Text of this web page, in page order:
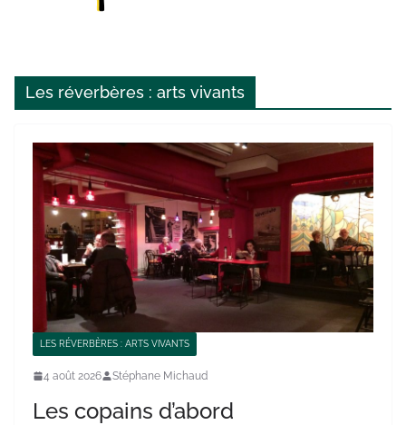
Les réverbères : arts vivants
LES RÉVERBÈRES : ARTS VIVANTS
4 août 2026 Stéphane Michaud
Les copains d’abord